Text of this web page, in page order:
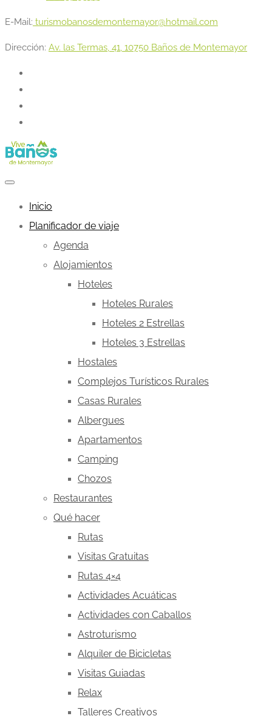
E-Mail: turismobanosdemontemayor@hotmail.com
Dirección: Av. las Termas, 41, 10750 Baños de Montemayor
Inicio
Planificador de viaje
Agenda
Alojamientos
Hoteles
Hoteles Rurales
Hoteles 2 Estrellas
Hoteles 3 Estrellas
Hostales
Complejos Turísticos Rurales
Casas Rurales
Albergues
Apartamentos
Camping
Chozos
Restaurantes
Qué hacer
Rutas
Visitas Gratuitas
Rutas 4×4
Actividades Acuáticas
Actividades con Caballos
Astroturismo
Alquiler de Bicicletas
Visitas Guiadas
Relax
Talleres Creativos